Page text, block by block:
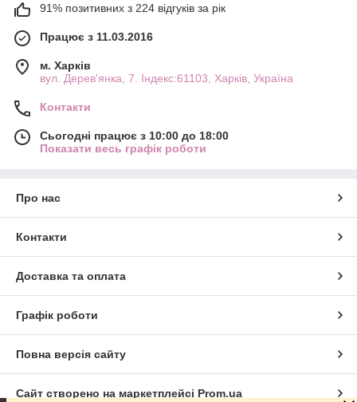
91% позитивних з 224 відгуків за рік
Працює з 11.03.2016
м. Харків
вул. Дерев'янка, 7. Індекс:61103, Харків, Україна
Контакти
Сьогодні працює з 10:00 до 18:00
Показати весь графік роботи
Про нас
Контакти
Доставка та оплата
Графік роботи
Повна версія сайту
Сайт створено на маркетплейсі Prom.ua